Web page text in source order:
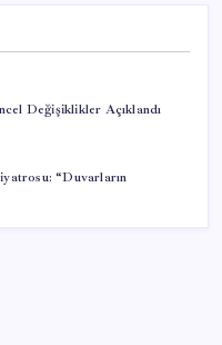
Değişiklikler Açıklandı
“Duvarların